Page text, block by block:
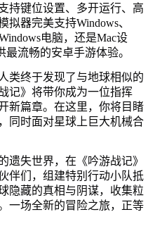
持键位设置、多开运行、高
器完美支持Windows、
电脑，还是Mac设
流畅的安卓手游体验。
类终于发现了与地球相似的
》将带你成为一位指挥
新篇章。在这里，你将目睹
同时面对星球上巨大机械合
遗失世界，在《吟游战记》
伴们，组建特别行动小队抵
隐藏的真相与阴谋，收集粒
一场全新的冒险之旅，正等